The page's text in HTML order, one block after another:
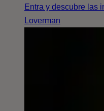
Entra y descubre las
Loverman